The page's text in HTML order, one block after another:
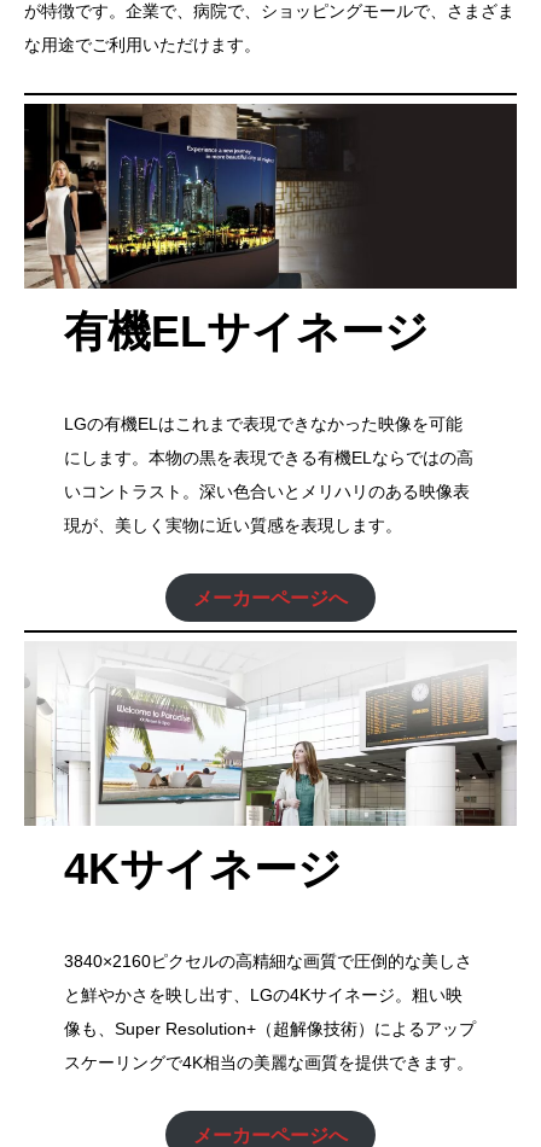
が特徴です。企業で、病院で、ショッピングモールで、さまざま
な用途でご利用いただけます。
有機ELサイネージ
LGの有機ELはこれまで表現できなかった映像を可能
にします。本物の黒を表現できる有機ELならではの高
いコントラスト。深い色合いとメリハリのある映像表
現が、美しく実物に近い質感を表現します。
メーカーページへ
4Kサイネージ
3840×2160ピクセルの高精細な画質で圧倒的な美しさ
と鮮やかさを映し出す、LGの4Kサイネージ。粗い映
像も、Super Resolution+（超解像技術）によるアップ
スケーリングで4K相当の美麗な画質を提供できます。
メーカーページへ